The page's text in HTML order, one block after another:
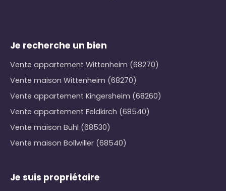
Je recherche un bien
Vente appartement Wittenheim (68270)
Vente maison Wittenheim (68270)
Vente appartement Kingersheim (68260)
Vente appartement Feldkirch (68540)
Vente maison Buhl (68530)
Vente maison Bollwiller (68540)
Je suis propriétaire